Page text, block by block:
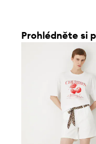
Prohlédněte si